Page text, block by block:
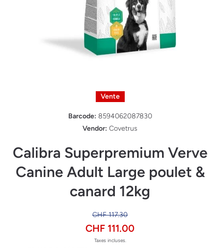
Vente
Barcode: 8594062087830
Vendor: Covetrus
Calibra Superpremium Verve
Canine Adult Large poulet &
canard 12kg
CHF 117.30
CHF 111.00
Taxes incluses.